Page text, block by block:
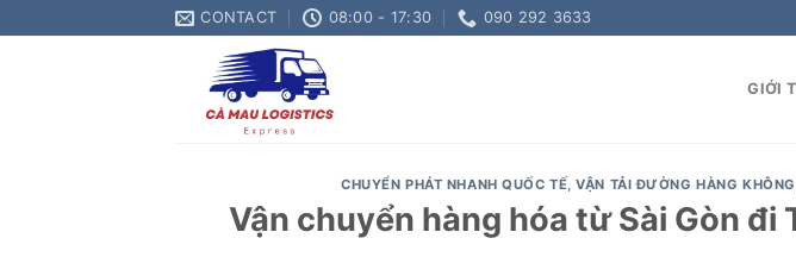
to
CONTACT 08:00 - 17:30 090 292 3633
GIỚI
CHUYỂN PHÁT NHANH QUỐC TẾ,VẬN TẢI ĐƯỜNG HÀNG KHÔNG
Vận chuyển hàng hóa từ Sài Gòn đi